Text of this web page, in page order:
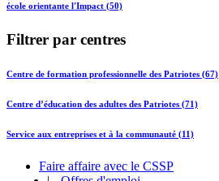
école orientante l'Impact (50)
Filtrer par centres
Centre de formation professionnelle des Patriotes (67)
Centre d’éducation des adultes des Patriotes (71)
Service aux entreprises et à la communauté (11)
Faire affaire avec le CSSP